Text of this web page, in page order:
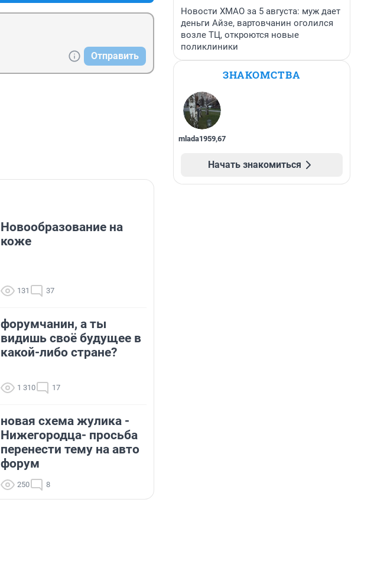
Отправить
Новообразование на
коже
131 37
форумчанин, а ты
видишь своё будущее в
какой-либо стране?
1 310 17
новая схема жулика -
Нижегородца- просьба
перенести тему на авто
форум
250 8
Новости ХМАО за 5 августа: муж дает
деньги Айзе, вартовчанин оголился
возле ТЦ, откроются новые
поликлиники
ЗНАКОМСТВА
mlada1959,67
Начать знакомиться